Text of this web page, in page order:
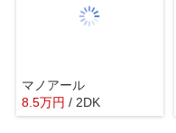
マノアール
8.5万円 / 2DK